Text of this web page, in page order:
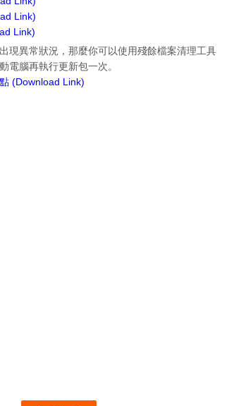
Link)
Link)
現異常狀況，那麼你可以使用殘餘檔案清理工具
電腦再執行更新包一次。
(Download Link)